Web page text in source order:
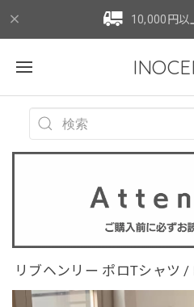
10,000円以
リブヘンリー ポロTシャツ /